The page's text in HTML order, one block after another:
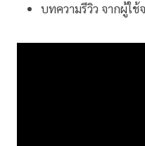
บทความรีวิว จากผู้ใช้